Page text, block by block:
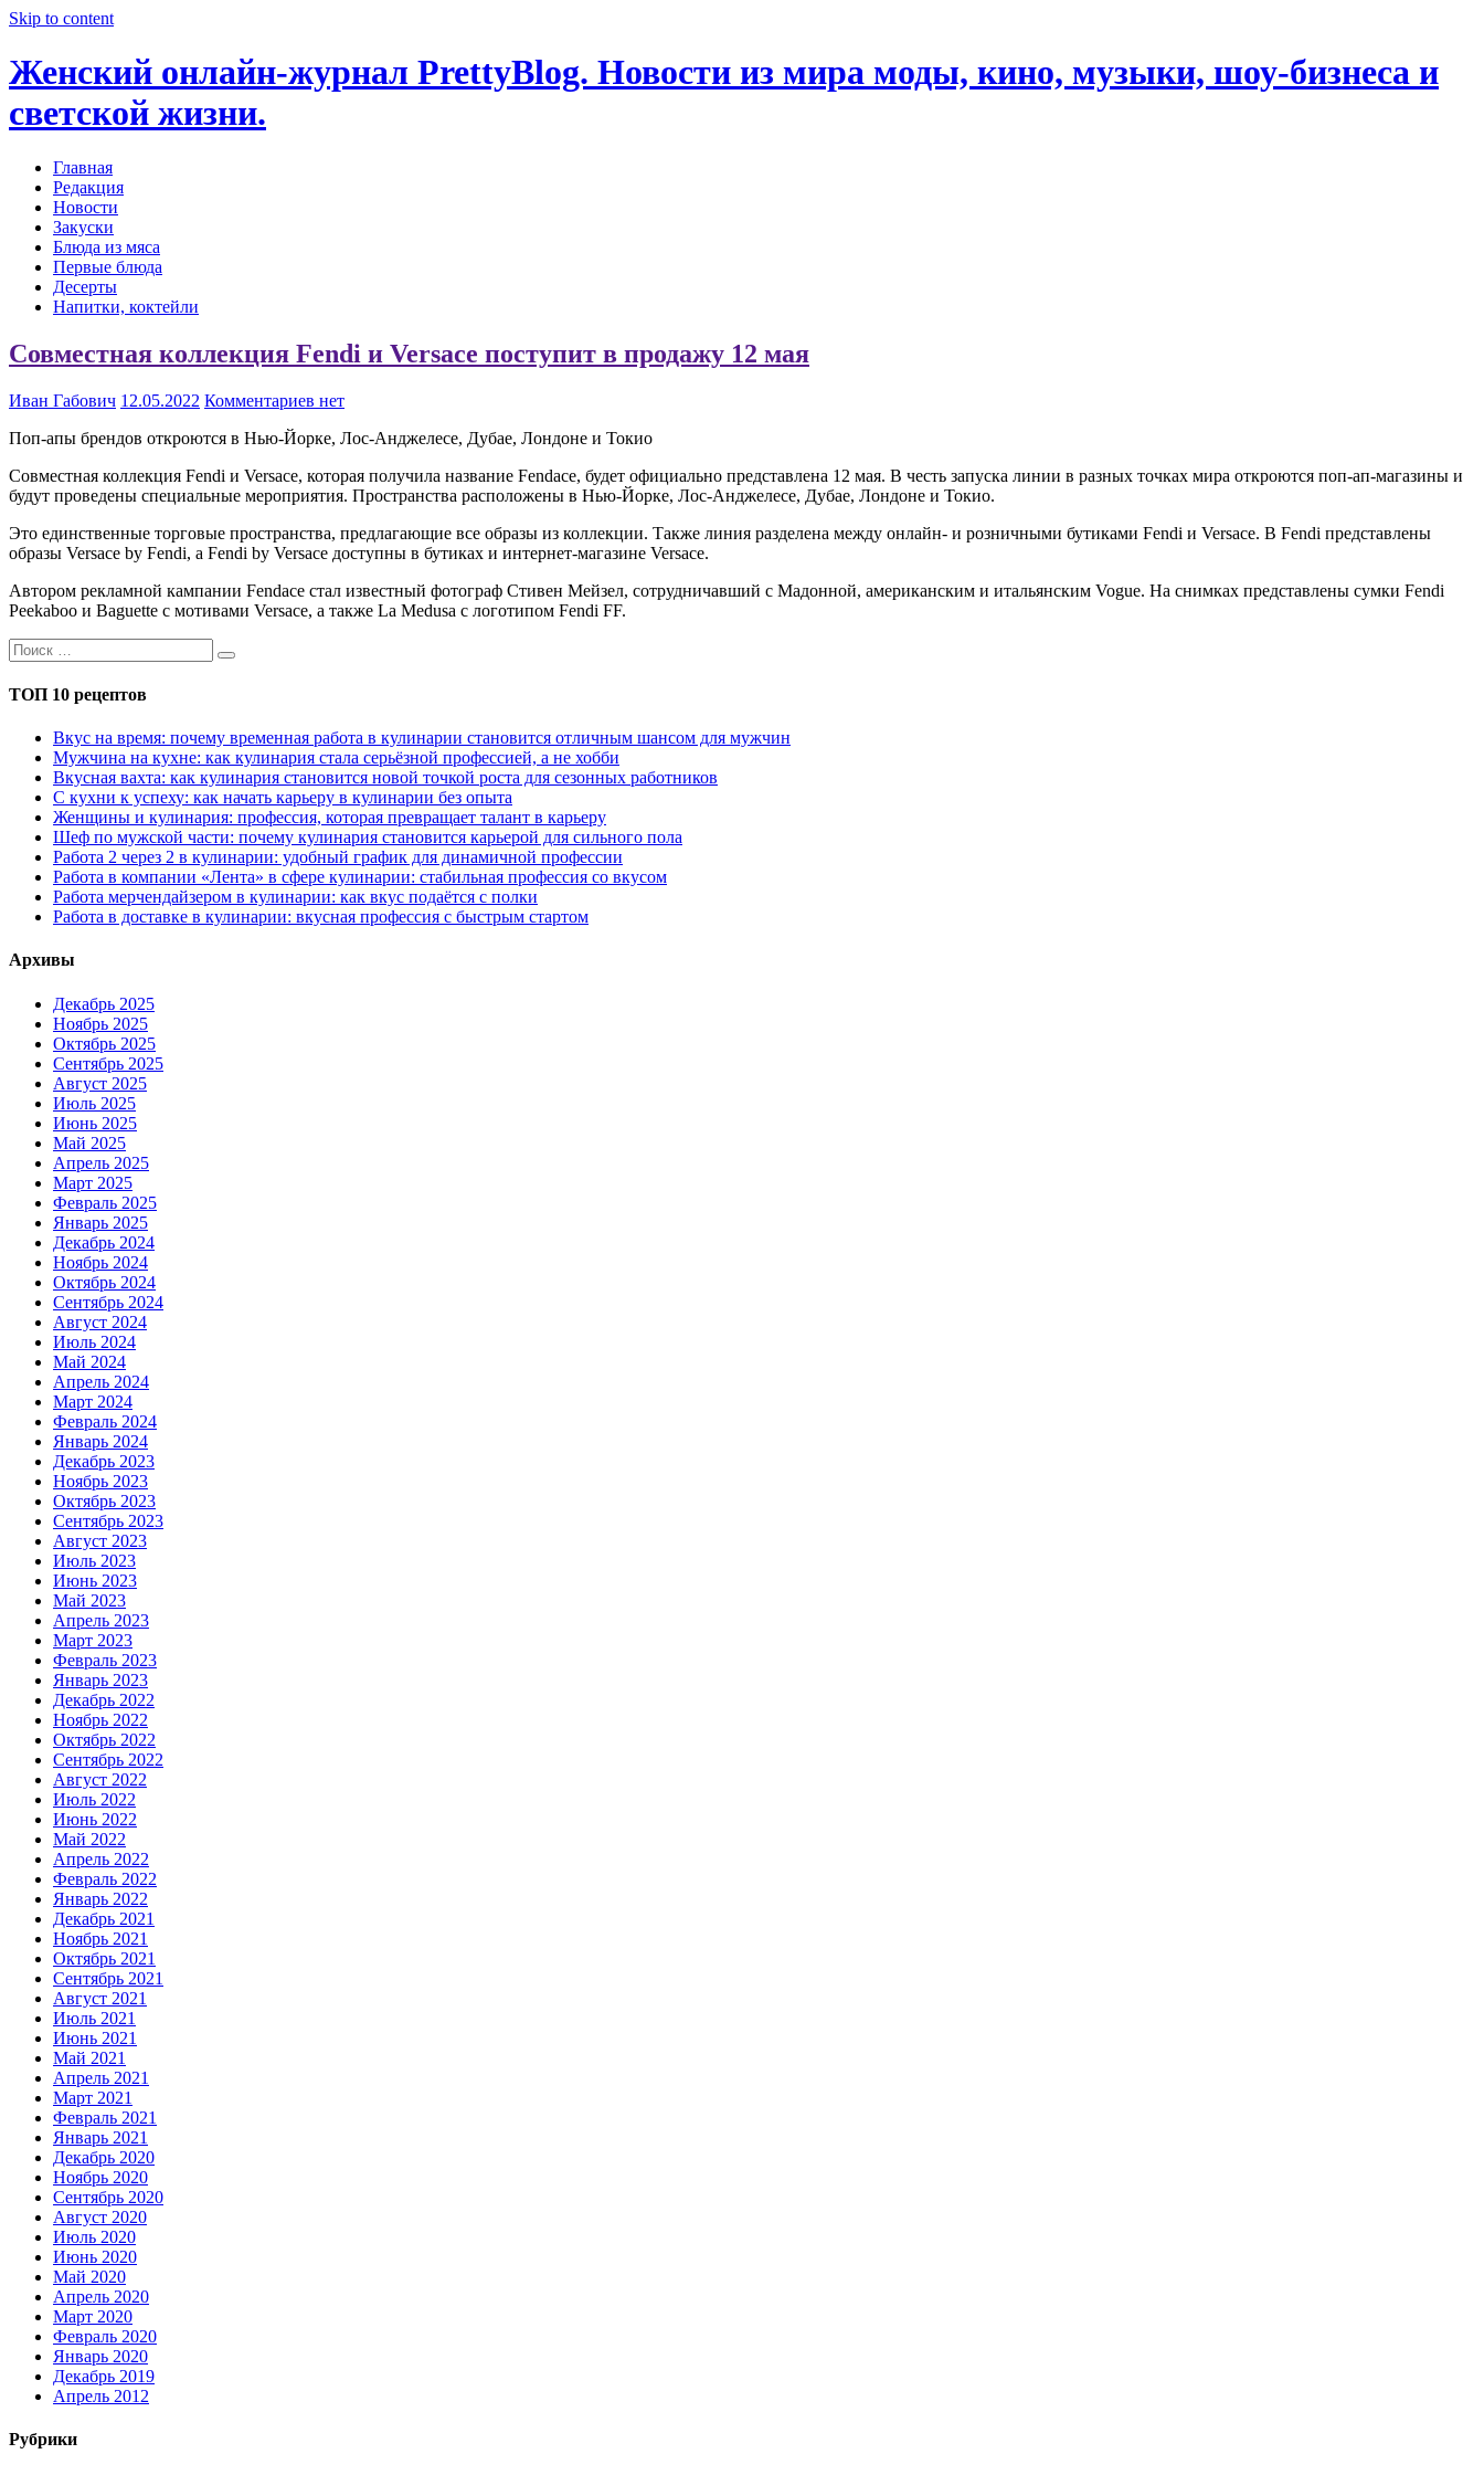
Skip to content
Женский онлайн-журнал PrettyBlog. Новости из мира моды, кино, музыки, шоу-бизнеса и
светской жизни.
Главная
Редакция
Новости
Закуски
Блюда из мяса
Первые блюда
Десерты
Напитки, коктейли
Совместная коллекция Fendi и Versace поступит в продажу 12 мая
Иван Габович 12.05.2022 Комментариев нет
Поп-апы брендов откроются в Нью-Йорке, Лос-Анджелесе, Дубае, Лондоне и Токио
Совместная коллекция Fendi и Versace, которая получила название Fendace, будет официально представлена 12 мая. В честь запуска линии в разных точках мира откроются поп-ап-магазины и
будут проведены специальные мероприятия. Пространства расположены в Нью-Йорке, Лос-Анджелесе, Дубае, Лондоне и Токио.
Это единственные торговые пространства, предлагающие все образы из коллекции. Также линия разделена между онлайн- и розничными бутиками Fendi и Versace. В Fendi представлены
образы Versace by Fendi, а Fendi by Versace доступны в бутиках и интернет-магазине Versace.
Автором рекламной кампании Fendace стал известный фотограф Стивен Мейзел, сотрудничавший с Мадонной, американским и итальянским Vogue. На снимках представлены сумки Fendi
Peekaboo и Baguette с мотивами Versace, а также La Medusa с логотипом Fendi FF.
ТОП 10 рецептов
Вкус на время: почему временная работа в кулинарии становится отличным шансом для мужчин
Мужчина на кухне: как кулинария стала серьёзной профессией, а не хобби
Вкусная вахта: как кулинария становится новой точкой роста для сезонных работников
С кухни к успеху: как начать карьеру в кулинарии без опыта
Женщины и кулинария: профессия, которая превращает талант в карьеру
Шеф по мужской части: почему кулинария становится карьерой для сильного пола
Работа 2 через 2 в кулинарии: удобный график для динамичной профессии
Работа в компании «Лента» в сфере кулинарии: стабильная профессия со вкусом
Работа мерчендайзером в кулинарии: как вкус подаётся с полки
Работа в доставке в кулинарии: вкусная профессия с быстрым стартом
Архивы
Декабрь 2025
Ноябрь 2025
Октябрь 2025
Сентябрь 2025
Август 2025
Июль 2025
Июнь 2025
Май 2025
Апрель 2025
Март 2025
Февраль 2025
Январь 2025
Декабрь 2024
Ноябрь 2024
Октябрь 2024
Сентябрь 2024
Август 2024
Июль 2024
Май 2024
Апрель 2024
Март 2024
Февраль 2024
Январь 2024
Декабрь 2023
Ноябрь 2023
Октябрь 2023
Сентябрь 2023
Август 2023
Июль 2023
Июнь 2023
Май 2023
Апрель 2023
Март 2023
Февраль 2023
Январь 2023
Декабрь 2022
Ноябрь 2022
Октябрь 2022
Сентябрь 2022
Август 2022
Июль 2022
Июнь 2022
Май 2022
Апрель 2022
Февраль 2022
Январь 2022
Декабрь 2021
Ноябрь 2021
Октябрь 2021
Сентябрь 2021
Август 2021
Июль 2021
Июнь 2021
Май 2021
Апрель 2021
Март 2021
Февраль 2021
Январь 2021
Декабрь 2020
Ноябрь 2020
Сентябрь 2020
Август 2020
Июль 2020
Июнь 2020
Май 2020
Апрель 2020
Март 2020
Февраль 2020
Январь 2020
Декабрь 2019
Апрель 2012
Рубрики